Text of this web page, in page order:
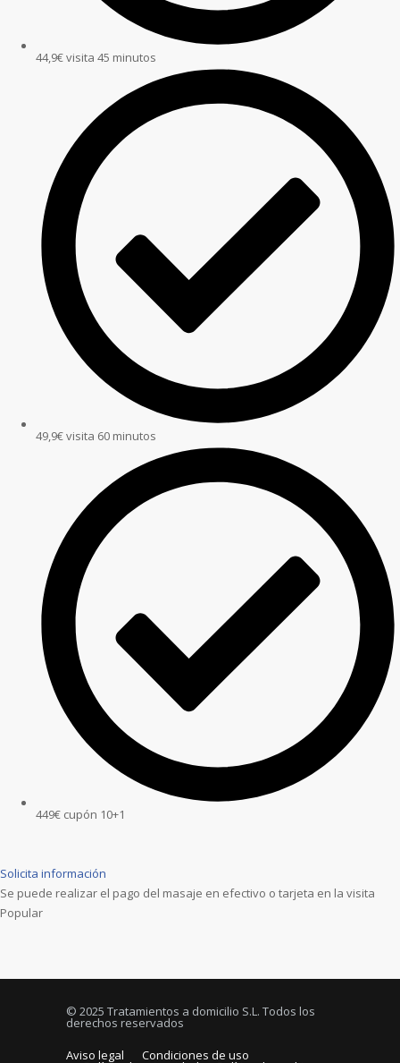
44,9€ visita 45 minutos
49,9€ visita 60 minutos
449€ cupón 10+1
Solicita información
Se puede realizar el pago del masaje en efectivo o tarjeta en la visita
Popular
© 2025 Tratamientos a domicilio S.L. Todos los
derechos reservados
Aviso legal
Condiciones de uso